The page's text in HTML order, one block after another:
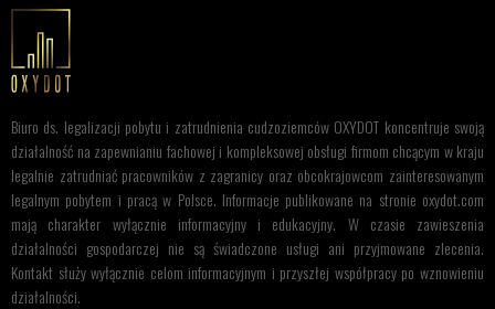
Biuro ds. legalizacji pobytu i zatrudnienia cudzoziemców OXYDOT koncentruje swoją
działalność na zapewnianiu fachowej i kompleksowej obsługi firmom chcącym w kraju
legalnie zatrudniać pracowników z zagranicy oraz obcokrajowcom zainteresowanym
legalnym pobytem i pracą w Polsce. Informacje publikowane na stronie oxydot.com
mają charakter wyłącznie informacyjny i edukacyjny. W czasie zawieszenia
działalności gospodarczej nie są świadczone usługi ani przyjmowane zlecenia.
Kontakt służy wyłącznie celom informacyjnym i przyszłej współpracy po wznowieniu
działalności.